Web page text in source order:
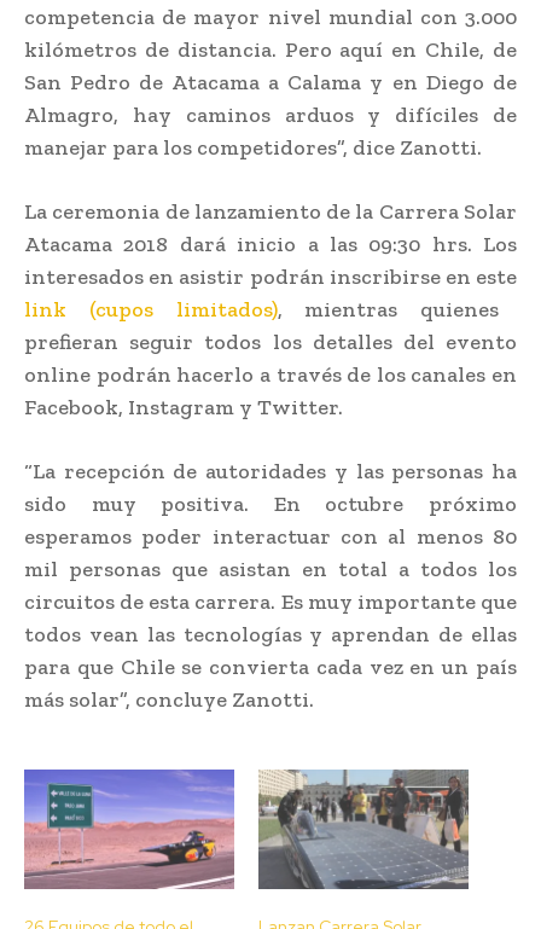
competencia de mayor nivel mundial con 3.000
kilómetros de distancia. Pero aquí en Chile, de
San Pedro de Atacama a Calama y en Diego de
Almagro, hay caminos arduos y difíciles de
manejar para los competidores”, dice Zanotti.
La ceremonia de lanzamiento de la Carrera Solar
Atacama 2018 dará inicio a las 09:30 hrs. Los
interesados en asistir podrán inscribirse en este
link (cupos limitados), mientras quienes
prefieran seguir todos los detalles del evento
online podrán hacerlo a través de los canales en
Facebook, Instagram y Twitter.
“La recepción de autoridades y las personas ha
sido muy positiva. En octubre próximo
esperamos poder interactuar con al menos 80
mil personas que asistan en total a todos los
circuitos de esta carrera. Es muy importante que
todos vean las tecnologías y aprendan de ellas
para que Chile se convierta cada vez en un país
más solar”, concluye Zanotti.